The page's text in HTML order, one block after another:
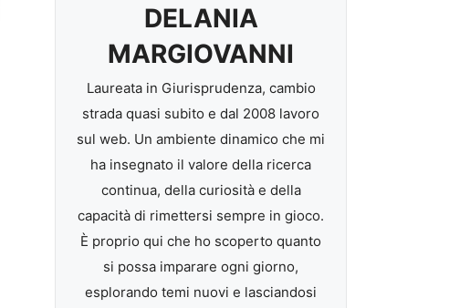
DELANIA
MARGIOVANNI
Laureata in Giurisprudenza, cambio
strada quasi subito e dal 2008 lavoro
sul web. Un ambiente dinamico che mi
ha insegnato il valore della ricerca
continua, della curiosità e della
capacità di rimettersi sempre in gioco.
È proprio qui che ho scoperto quanto
si possa imparare ogni giorno,
esplorando temi nuovi e lasciandosi